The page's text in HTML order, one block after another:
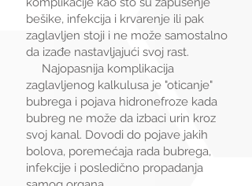
bešike, infekcija i krvarenje ili pak
zaglavljen stoji i ne može samostalno
da izađe nastavljajući svoj rast.
Najopasnija komplikacija
zaglavljenog kalkulusa je "oticanje"
bubrega i pojava hidronefroze kada
bubreg ne može da izbaci urin kroz
svoj kanal. Dovodi do pojave jakih
bolova, poremećaja rada bubrega,
infekcije i posledično propadanja